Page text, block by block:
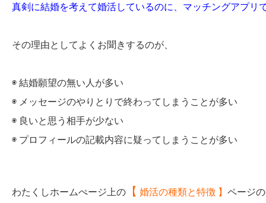
真剣に結婚を考えて婚活しているのに、マッチングアプリ
その理由としてよくお聞きするのが、
◉ 結婚願望の無い人が多い
◉ メッセージのやりとりで終わってしまうことが多い
◉ 良いと思う相手が少ない
◉ プロフィールの記載内容に疑ってしまうことが多い
わたくしホームぺージ上の 【 婚活の種類と特徴 】 ページ